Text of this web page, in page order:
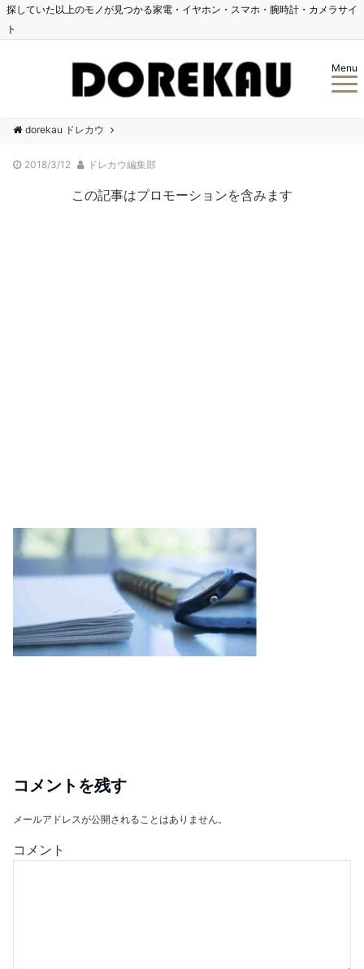
探していた以上のモノが見つかる家電・イヤホン・スマホ・腕時計・カメラサイ
ト
Menu
dorekau ドレカウ
2018/3/12 ドレカウ編集部
この記事はプロモーションを含みます
コメントを残す
メールアドレスが公開されることはありません。
コメント